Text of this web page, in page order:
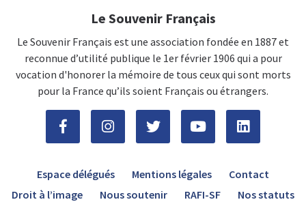
Le Souvenir Français
Le Souvenir Français est une association fondée en 1887 et
reconnue d’utilité publique le 1er février 1906 qui a pour
vocation d'honorer la mémoire de tous ceux qui sont morts
pour la France qu’ils soient Français ou étrangers.
Espace délégués Mentions légales
Contact
Droit à l’image
Nous soutenir RAFI-SF Nos statuts